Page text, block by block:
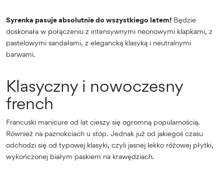
Syrenka pasuje absolutnie do wszystkiego latem! Będzie
doskonała w połączeniu z intensywnymi neonowymi klapkami, z
pastelowymi sandałami, z elegancką klasyką i neutralnymi
barwami.
Klasyczny i nowoczesny
french
Francuski manicure od lat cieszy się ogromną popularnością.
Również na paznokciach u stóp. Jednak już od jakiegoś czasu
odchodzi się od typowej klasyki, czyli jasnej lekko różowej płytki,
wykończonej białym paskiem na krawędziach.